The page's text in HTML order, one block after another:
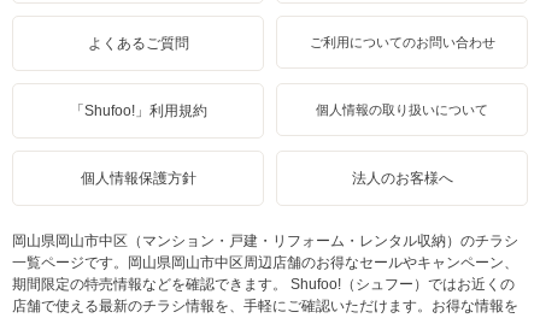
よくあるご質問 ご利用についてのお問い合わせ
「Shufoo!」利用規約 個人情報の取り扱いについて
個人情報保護方針 法人のお客様へ
岡山県岡山市中区（マンション・戸建・リフォーム・レンタル収納）のチラシ
一覧ページです。岡山県岡山市中区周辺店舗のお得なセールやキャンペーン、
期間限定の特売情報などを確認できます。 Shufoo!（シュフー）ではお近くの
店舗で使える最新のチラシ情報を、手軽にご確認いただけます。お得な情報を